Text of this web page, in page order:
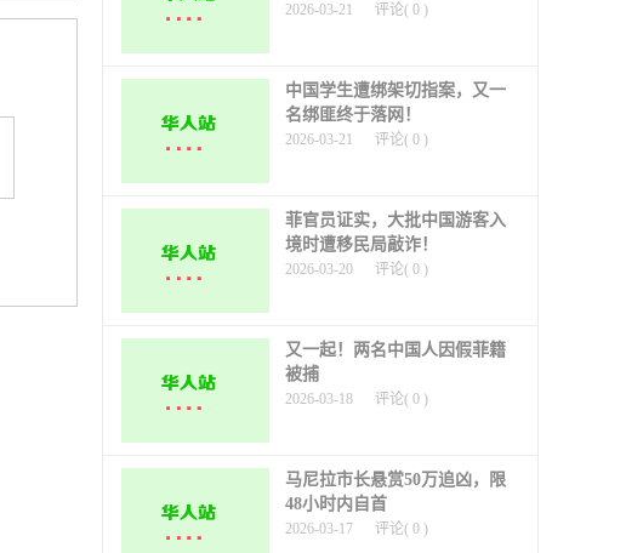
2026-03-21 评论( 0 )
中国学生遭绑架切指案，又一
名绑匪终于落网！
2026-03-21 评论( 0 )
菲官员证实，大批中国游客入
境时遭移民局敲诈！
2026-03-20 评论( 0 )
又一起！两名中国人因假菲籍
被捕
2026-03-18 评论( 0 )
马尼拉市长悬赏50万追凶，限
48小时内自首
2026-03-17 评论( 0 )